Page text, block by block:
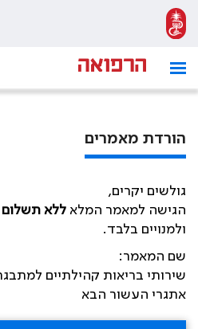
הורדת מאמרים
גולשים יקרים,
הגישה למאמר המלא ללא תשלום
ולמנויים בלבד.
שם המאמר:
שירותי בריאות קהילתיים
אתגרי העשור הבא